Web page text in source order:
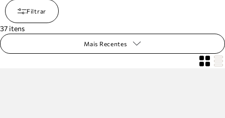
Filtrar
37 itens
Mais Recentes